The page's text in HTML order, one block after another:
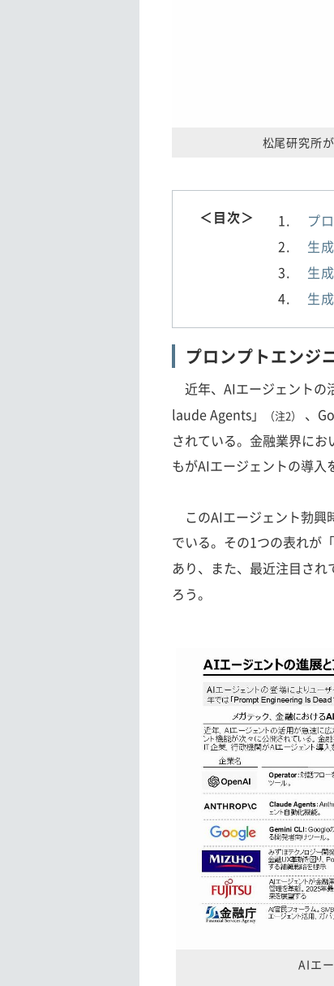
松尾研究所
＜目次＞
プ
生
生
生
プロンプトエンジ
近年、AIエージェントの
laude Agents」
（注2） 、
されている。金融業界に
もがAIエージェントの導入
このAIエージェント勃興
でいる。その1つの表れが
あり、また、最近注目さ
ろう。
AIエ